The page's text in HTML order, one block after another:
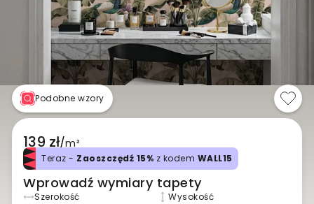
Podobne wzory
139 zł/m²
Teraz - Zaoszczędź 15% z kodem WALL15
Wprowadź wymiary tapety
Szerokość Wysokość